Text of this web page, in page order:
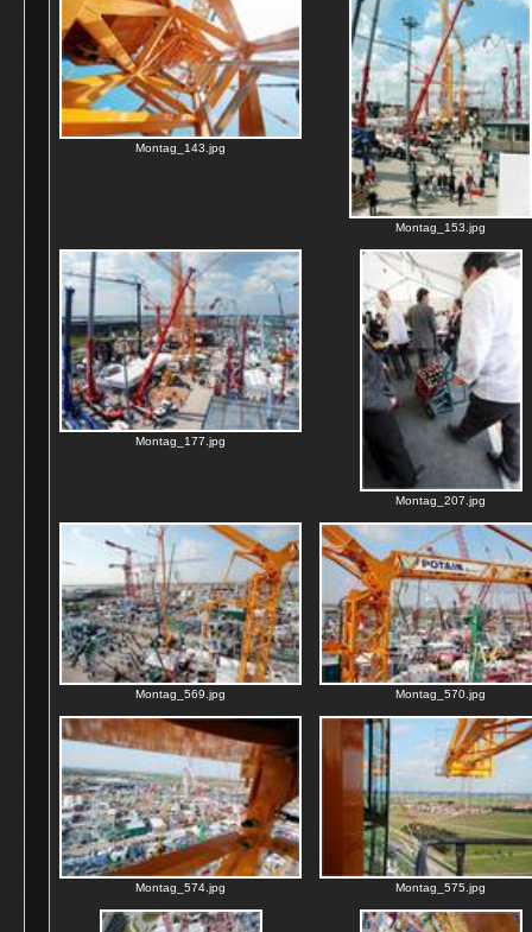
Montag_143.jpg
Montag_153.jpg
Montag_177.jpg
Montag_207.jpg
Montag_569.jpg Montag_570.jpg
Montag_574.jpg Montag_575.jpg